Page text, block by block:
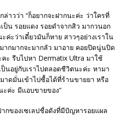
าวว่า “ก็อยากจะฝากนะค่ะ ว่าใครที่
น รอยแดง รอยดำจากสิว มากวนอก
ค่ะว่าเดี๋ยวมันก็หาย สาวๆอย่างเราใน
กมากจะมากลัว มาอาย คอยปิดนู่นปิด
ะ รีบไปหา Dermatix Ultra มาใช้
ป็นอยู่กับเราไปตลอดชีวิตนะค่ะ หามา
าดมั่นเข้าไปซื้อได้ที่ร้านขายยา หรือ
ค่ะ มีแอบขายของ”
กของเซเลปชื่อดังที่มีปัญหารอยแผล